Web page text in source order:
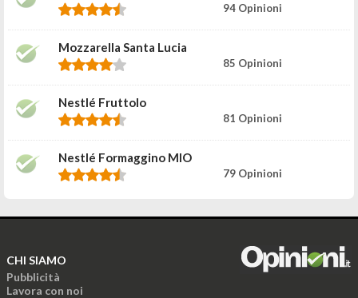
94 Opinioni
Mozzarella Santa Lucia
85 Opinioni
Nestlé Fruttolo
81 Opinioni
Nestlé Formaggino MIO
79 Opinioni
CHI SIAMO
Pubblicità
Lavora con noi